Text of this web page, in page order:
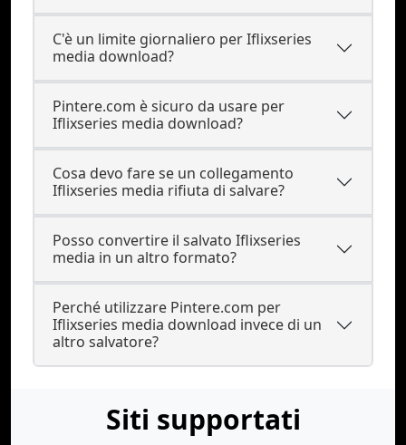
C'è un limite giornaliero per Iflixseries
media download?
Pintere.com è sicuro da usare per
Iflixseries media download?
Cosa devo fare se un collegamento
Iflixseries media rifiuta di salvare?
Posso convertire il salvato Iflixseries
media in un altro formato?
Perché utilizzare Pintere.com per
Iflixseries media download invece di un
altro salvatore?
Siti supportati